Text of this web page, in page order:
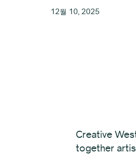
12월 10, 2025
Creative
together